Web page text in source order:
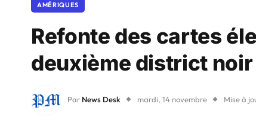
AMÉRIQUES
Refonte des cartes
deuxième district noir
Par News Desk mardi, 14 novembre Mise à